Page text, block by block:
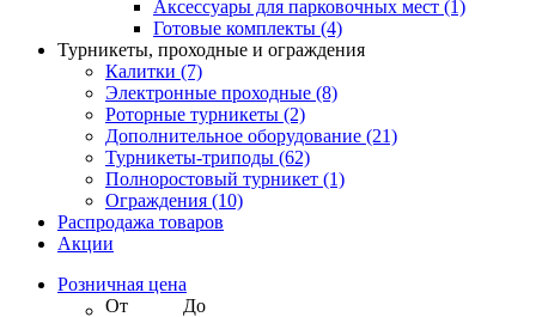
Аксессуары для парковочных мест (1)
Готовые комплекты (4)
Турникеты, проходные и ограждения
Калитки (7)
Электронные проходные (8)
Роторные турникеты (2)
Дополнительное оборудование (21)
Турникеты-триподы (62)
Полноростовый турникет (1)
Ограждения (10)
Распродажа товаров
Акции
Розничная цена
От
До